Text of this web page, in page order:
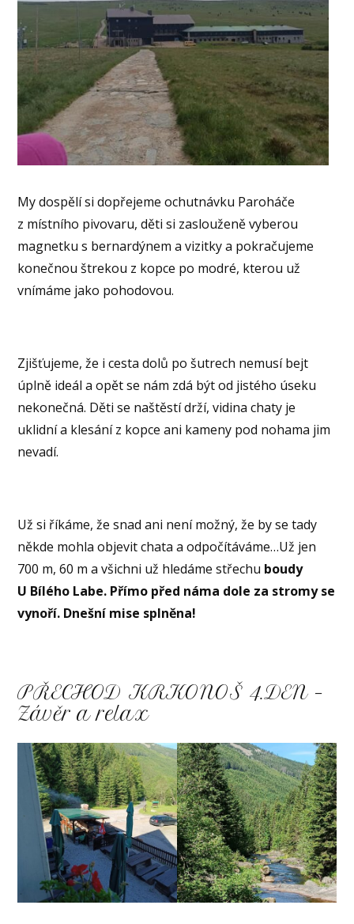
My dospělí si dopřejeme ochutnávku Paroháče
z místního pivovaru, děti si zaslouženě vyberou
magnetku s bernardýnem a vizitky a pokračujeme
konečnou štrekou z kopce po modré, kterou už
vnímáme jako pohodovou.
Zjišťujeme, že i cesta dolů po šutrech nemusí bejt
úplně ideál a opět se nám zdá být od jistého úseku
nekonečná. Děti se naštěstí drží, vidina chaty je
uklidní a klesání z kopce ani kameny pod nohama jim
nevadí.
Už si říkáme, že snad ani není možný, že by se tady
někde mohla objevit chata a odpočítáváme…Už jen
700 m, 60 m a všichni už hledáme střechu boudy
U Bílého Labe. Přímo před náma dole za stromy se
vynoří. Dnešní mise splněna!
PŘECHOD KRKONOŠ 4.DEN –
Závěr a relax